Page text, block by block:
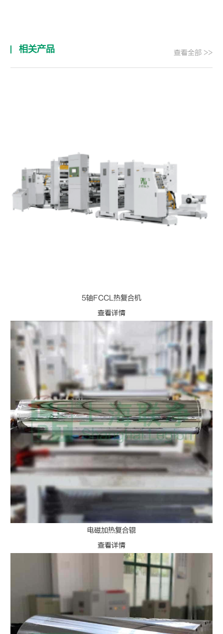
相关产品 查看全部 >>
5轴FCCL热复合机
查看详情
电磁加热复合辊
查看详情